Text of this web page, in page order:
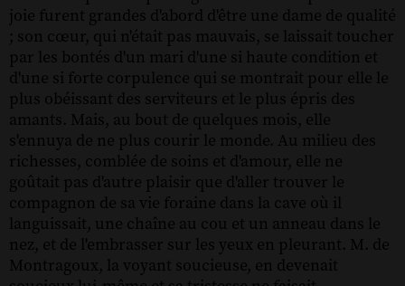
joie furent grandes d'abord d'être une dame de qualité
; son cœur, qui n'était pas mauvais, se laissait toucher
par les bontés d'un mari d'une si haute condition et
d'une si forte corpulence qui se montrait pour elle le
plus obéissant des serviteurs et le plus épris des
amants. Mais, au bout de quelques mois, elle
s'ennuya de ne plus courir le monde. Au milieu des
richesses, comblée de soins et d'amour, elle ne
goûtait pas d'autre plaisir que d'aller trouver le
compagnon de sa vie foraine dans la cave où il
languissait, une chaîne au cou et un anneau dans le
nez, et de l'embrasser sur les yeux en pleurant. M. de
Montragoux, la voyant soucieuse, en devenait